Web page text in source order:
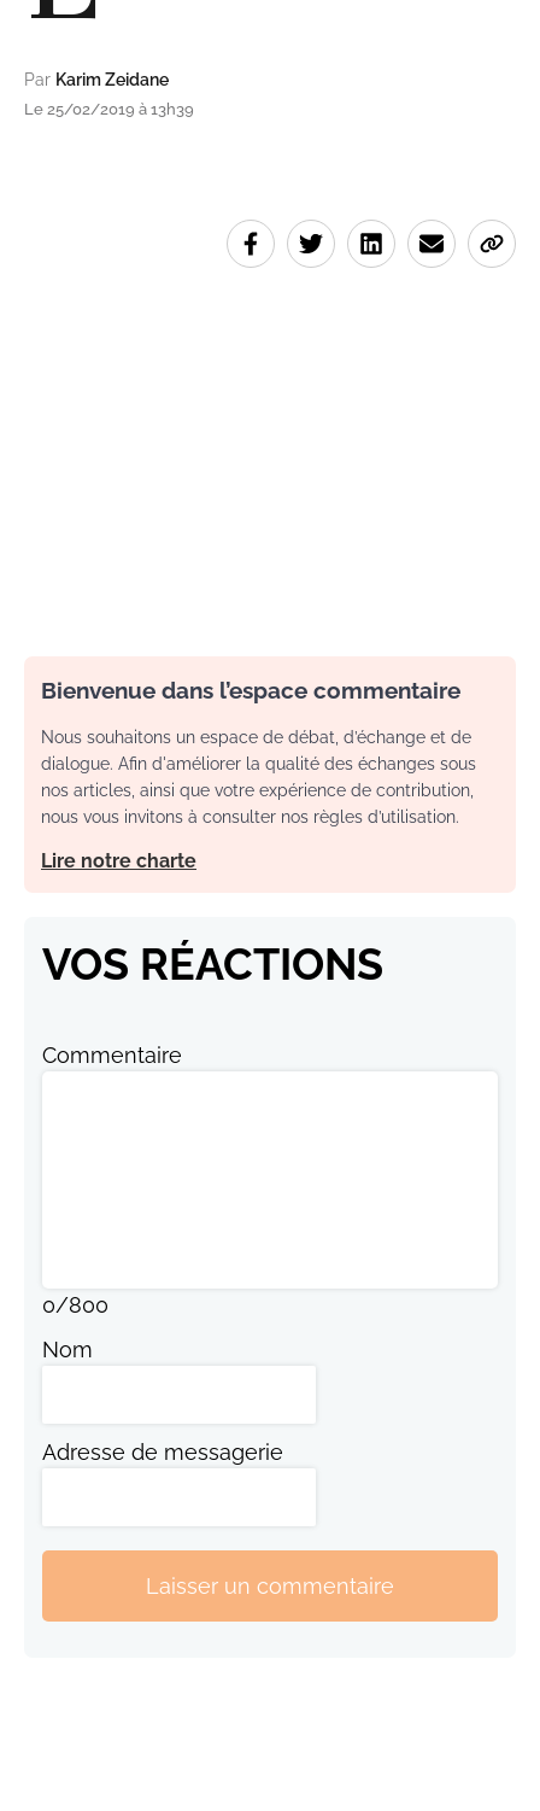
Par Karim Zeidane
Le 25/02/2019 à 13h39
Bienvenue dans l’espace commentaire
Nous souhaitons un espace de débat, d’échange et de
dialogue. Afin d'améliorer la qualité des échanges sous
nos articles, ainsi que votre expérience de contribution,
nous vous invitons à consulter nos règles d’utilisation.
Lire notre charte
VOS RÉACTIONS
Commentaire
0/800
Nom
Adresse de messagerie
Laisser un commentaire